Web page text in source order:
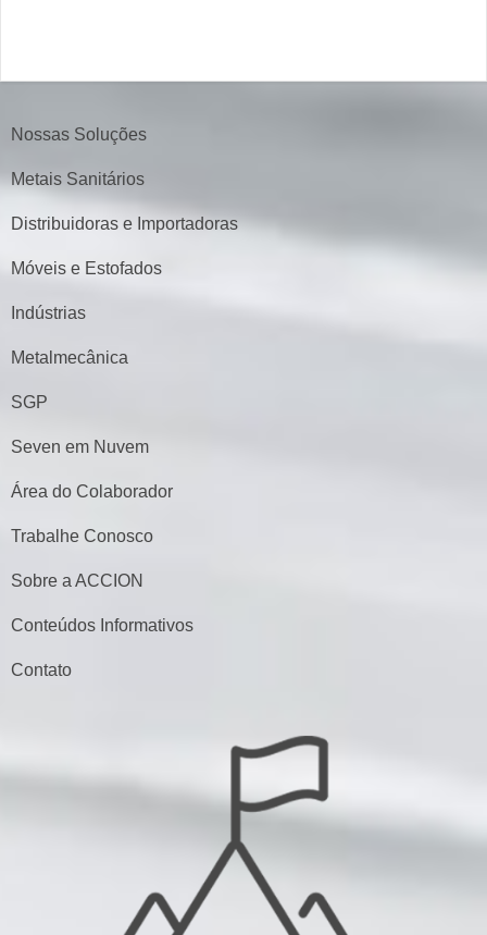
Nossas Soluções
Metais Sanitários
Distribuidoras e Importadoras
Móveis e Estofados
Indústrias
Metalmecânica
SGP
Seven em Nuvem
Área do Colaborador
Trabalhe Conosco
Sobre a ACCION
Conteúdos Informativos
Contato